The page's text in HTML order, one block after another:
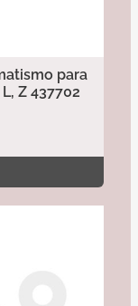
para
Z 437702